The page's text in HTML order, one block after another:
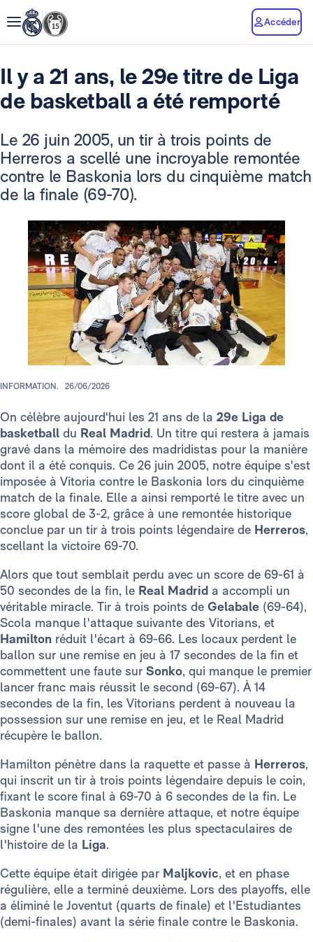
Accéder
Il y a 21 ans, le 29e titre de Liga
de basketball a été remporté
Le 26 juin 2005, un tir à trois points de
Herreros a scellé une incroyable remontée
contre le Baskonia lors du cinquième match
de la finale (69-70).
INFORMATION. 26/06/2026
On célèbre aujourd'hui les 21 ans de la 29e Liga de
basketball du Real Madrid. Un titre qui restera à jamais
gravé dans la mémoire des madridistas pour la manière
dont il a été conquis. Ce 26 juin 2005, notre équipe s'est
imposée à Vitoria contre le Baskonia lors du cinquième
match de la finale. Elle a ainsi remporté le titre avec un
score global de 3-2, grâce à une remontée historique
conclue par un tir à trois points légendaire de Herreros,
scellant la victoire 69-70.
Alors que tout semblait perdu avec un score de 69-61 à
50 secondes de la fin, le Real Madrid a accompli un
véritable miracle. Tir à trois points de Gelabale (69-64),
Scola manque l'attaque suivante des Vitorians, et
Hamilton réduit l'écart à 69-66. Les locaux perdent le
ballon sur une remise en jeu à 17 secondes de la fin et
commettent une faute sur Sonko, qui manque le premier
lancer franc mais réussit le second (69-67). À 14
secondes de la fin, les Vitorians perdent à nouveau la
possession sur une remise en jeu, et le Real Madrid
récupère le ballon.
Hamilton pénètre dans la raquette et passe à Herreros,
qui inscrit un tir à trois points légendaire depuis le coin,
fixant le score final à 69-70 à 6 secondes de la fin. Le
Baskonia manque sa dernière attaque, et notre équipe
signe l'une des remontées les plus spectaculaires de
l'histoire de la Liga.
Cette équipe était dirigée par Maljkovic, et en phase
régulière, elle a terminé deuxième. Lors des playoffs, elle
a éliminé le Joventut (quarts de finale) et l'Estudiantes
(demi-finales) avant la série finale contre le Baskonia.